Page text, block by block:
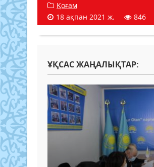
Қоғам
18 ақпан 2021 ж.
846
ҰҚСАС ЖАҢАЛЫҚТАР: